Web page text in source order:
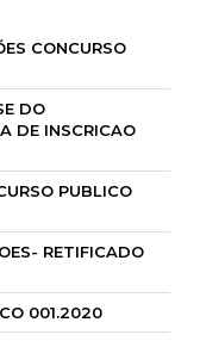
CONCURSO
DO
DE INSCRICAO
PUBLICO
RETIFICADO
001.2020